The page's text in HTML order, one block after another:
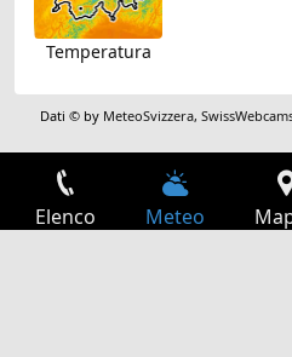
Temperatura
Dati © by MeteoSvizzera,
Elenco Meteo